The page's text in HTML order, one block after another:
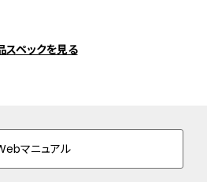
スペックを見る
マニュアル